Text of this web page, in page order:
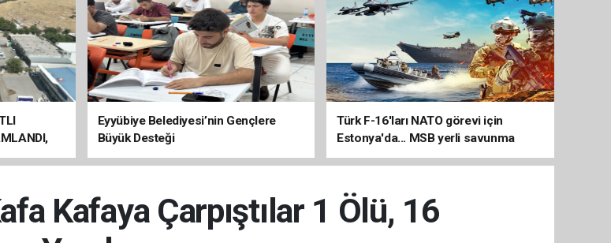
Eyyübiye Belediyesi’nin Gençlere
Büyük Desteği
Türk F-16'ları NATO görevi için
Estonya'da... MSB yerli savunma
sistemleriyle güçleniyor
Kafaya Çarpıştılar 1 Ölü, 16